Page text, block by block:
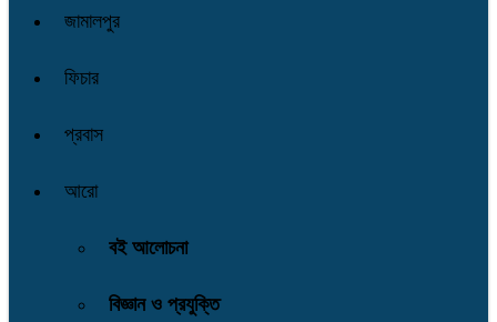
জামালপুর
ফিচার
প্রবাস
আরো
বই আলোচনা
বিজ্ঞান ও প্রযুক্তি